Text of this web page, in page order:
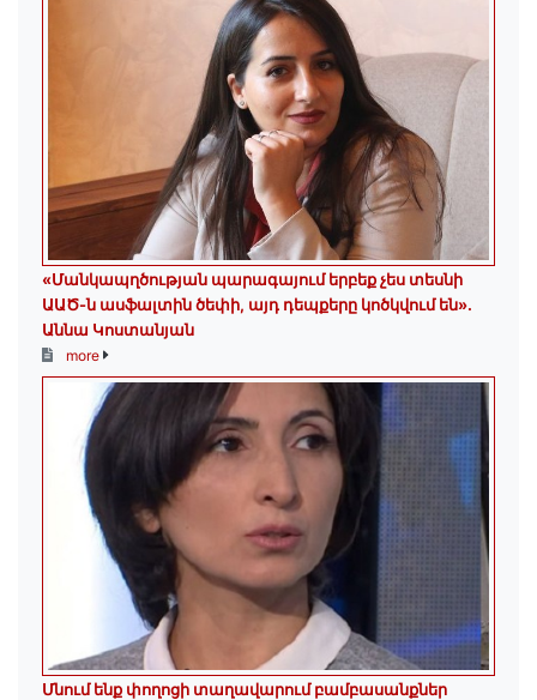
«Մանկապղծության պարագայում երբեք չես տեսնի
ԱԱԾ-ն ասֆալտին ծեփի, այդ դեպքերը կոծկվում են»․
Աննա Կոստանյան
more
Մնում ենք փողոցի տաղավարում բամբասանքներ